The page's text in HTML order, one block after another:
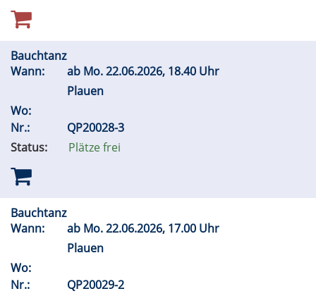
Bauchtanz
Wann:
ab Mo.22.06.2026, 18.40 Uhr
Plauen
Wo:
Nr.:
QP20028-3
Status:
Plätze frei
Bauchtanz
Wann:
ab Mo.22.06.2026, 17.00 Uhr
Plauen
Wo:
Nr.:
QP20029-2